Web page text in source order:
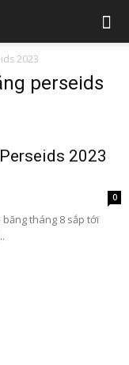
2023
perseids
2023
0
tháng 8 sắp tới